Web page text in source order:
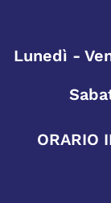
Lunedì -
ORARIO